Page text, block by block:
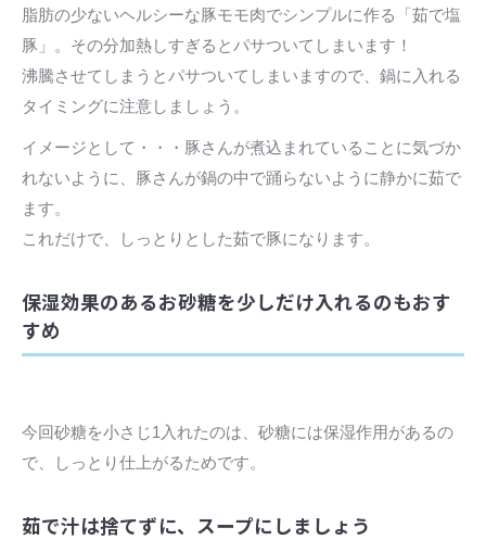
脂肪の少ないヘルシーな豚モモ肉でシンプルに作る「茹で塩
豚」。その分加熱しすぎるとパサついてしまいます！
沸騰させてしまうとパサついてしまいますので、鍋に入れる
タイミングに注意しましょう。
イメージとして・・・豚さんが煮込まれていることに気づか
れないように、豚さんが鍋の中で踊らないように静かに茹で
ます。
これだけで、しっとりとした茹で豚になります。
保湿効果のあるお砂糖を少しだけ入れるのもおす
すめ
今回砂糖を小さじ1入れたのは、砂糖には保湿作用があるの
で、しっとり仕上がるためです。
茹で汁は捨てずに、スープにしましょう